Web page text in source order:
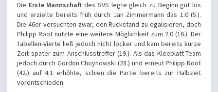
Die Erste Mannschaft des SVS legte gleich zu Beginn gut los
und erzielte bereits früh durch Jan Zimmermann das 1:0 (5.).
Die 46er versuchten zwar, den Rückstand zu egalisieren, doch
Philipp Root nutzte eine weitere Möglichkeit zum 2:0 (16.). Der
Tabellen-Vierte ließ jedoch nicht locker und kam bereits kurze
Zeit später zum Anschlusstreffer (19.). Als das Kleeblatt-Team
jedoch durch Gordon Choynowski (28.) und erneut Philipp Root
(42.) auf 4:1 erhöhte, schien die Partie bereits zur Halbzeit
vorentschieden.